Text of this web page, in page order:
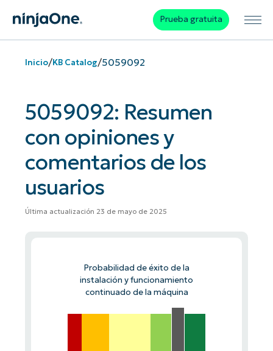
Prueba gratuita
Inicio/KB Catalog/5059092
5059092: Resumen
con opiniones y
comentarios de los
usuarios
Última actualización 23 de mayo de 2025
Probabilidad de éxito de la
instalación y funcionamiento
continuado de la máquina